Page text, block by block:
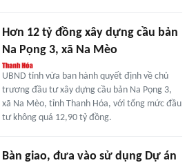
Hơn 12 tỷ đồng xây dựng cầu bản
Na Pọng 3, xã Na Mèo
UBND tỉnh vừa ban hành quyết định về chủ
trương đầu tư xây dựng cầu bản Na Pọng 3,
xã Na Mèo, tỉnh Thanh Hóa, với tổng mức đầu
tư không quá 12,90 tỷ đồng.
Bàn giao, đưa vào sử dụng Dự án